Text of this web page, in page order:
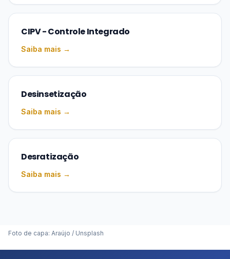
CIPV - Controle Integrado
Saiba mais →
Desinsetização
Saiba mais →
Desratização
Saiba mais →
Foto de capa: Araújo / Unsplash